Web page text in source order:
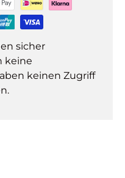
sicher
keine
keinen Zugriff